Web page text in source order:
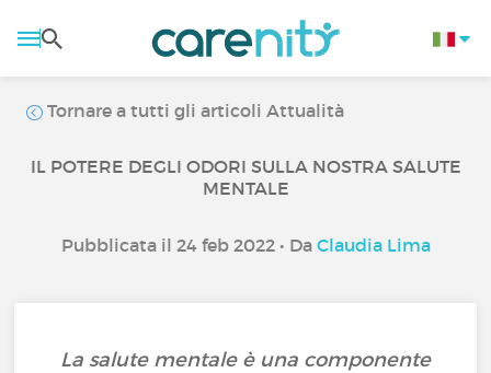
Tornare a tutti gli articoli Attualità
IL POTERE DEGLI ODORI SULLA NOSTRA SALUTE
MENTALE
Pubblicata il 24 feb 2022 • Da Claudia Lima
La salute mentale è una componente